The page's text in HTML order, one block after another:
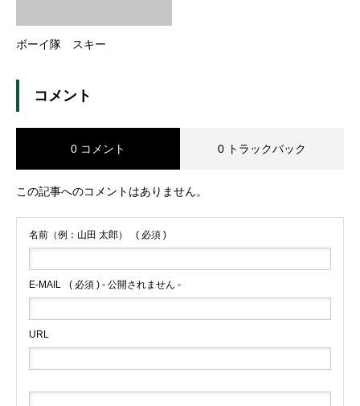
ボーイ隊 スキー
コメント
0 コメント 0 トラックバック
この記事へのコメントはありません。
名前（例：山田 太郎） ( 必須 )
E-MAIL ( 必須 ) - 公開されません -
URL